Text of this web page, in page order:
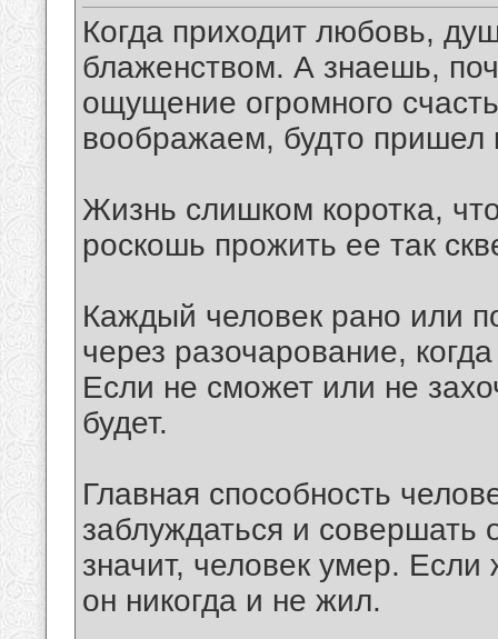
Когда приходит любовь,
блаженством. А знаешь,
ощущение огромного
воображаем, будто пришел
Жизнь слишком коротка,
роскошь прожить ее так
Каждый человек рано или
через разочарование,
Если не сможет или не
будет.
Главная способность
заблуждаться и совершать
значит, человек умер.
он никогда и не жил.